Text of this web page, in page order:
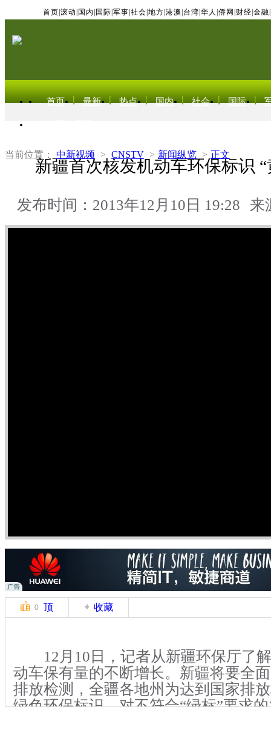
首页 滚动 国内 国际 军事 社会 地方 港澳 台湾 华人 侨网 财经 金融
首页 最新 热点 国内 社会 国际
当前位置： 中新视频 > CNSTV > 新闻纵览 > 正文
新疆首次核发机动车环保标识
发布时间：2013年12月10日 19:28 来
0 顶 收藏
12月10日，记者从新疆环保厅了
动车保有量的不断增长。新疆将要全
排放检测，全疆各地州为达到国家排
绿色环保标识，对不符合“绿标”要求